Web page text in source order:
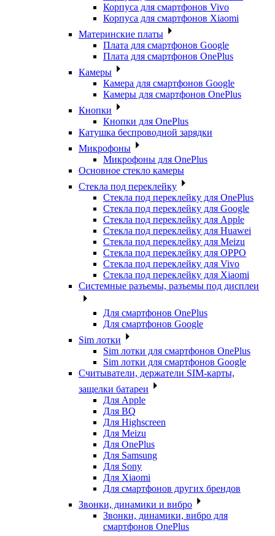
Корпуса для смартфонов Vivo
Корпуса для смартфонов Xiaomi
Материнские платы
Плата для смартфонов Google
Плата для смартфонов OnePlus
Камеры
Камера для смартфонов Google
Камеры для смартфонов OnePlus
Кнопки
Кнопки для OnePlus
Катушка беспроводной зарядки
Микрофоны
Микрофоны для OnePlus
Основное стекло камеры
Стекла под переклейку
Стекла под переклейку для OnePlus
Стекла под переклейку для Google
Стекла под переклейку для Apple
Стекла под переклейку для Huawei
Стекла под переклейку для Meizu
Стекла под переклейку для OPPO
Стекла под переклейку для Vivo
Стекла под переклейку для Xiaomi
Системные разъемы, разъемы под дисплеи
Для смартфонов OnePlus
Для смартфонов Google
Sim лотки
Sim лотки для смартфонов OnePlus
Sim лотки для смартфонов Google
Считыватели, держатели SIM-карты,
защелки батареи
Для Apple
Для BQ
Для Highscreen
Для Meizu
Для OnePlus
Для Samsung
Для Sony
Для Xiaomi
Для смартфонов других брендов
Звонки, динамики и вибро
Звонки, динамики, вибро для
смартфонов OnePlus